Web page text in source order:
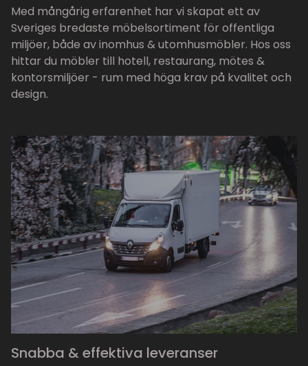
Med mångårig erfarenhet har vi skapat ett av
Sveriges bredaste möbelsortiment för offentliga
miljöer, både av inomhus & utomhusmöbler. Hos oss
hittar du möbler till hotell, restaurang, mötes &
kontorsmiljöer - rum med höga krav på kvalitet och
design.
Snabba & effektiva leveranser